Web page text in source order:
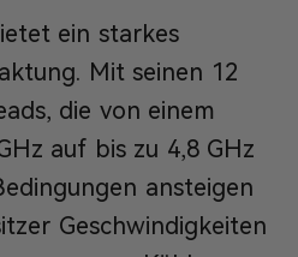
ein starkes
Mit seinen 12
die von einem
auf bis zu 4,8 GHz
ansteigen
Geschwindigkeiten